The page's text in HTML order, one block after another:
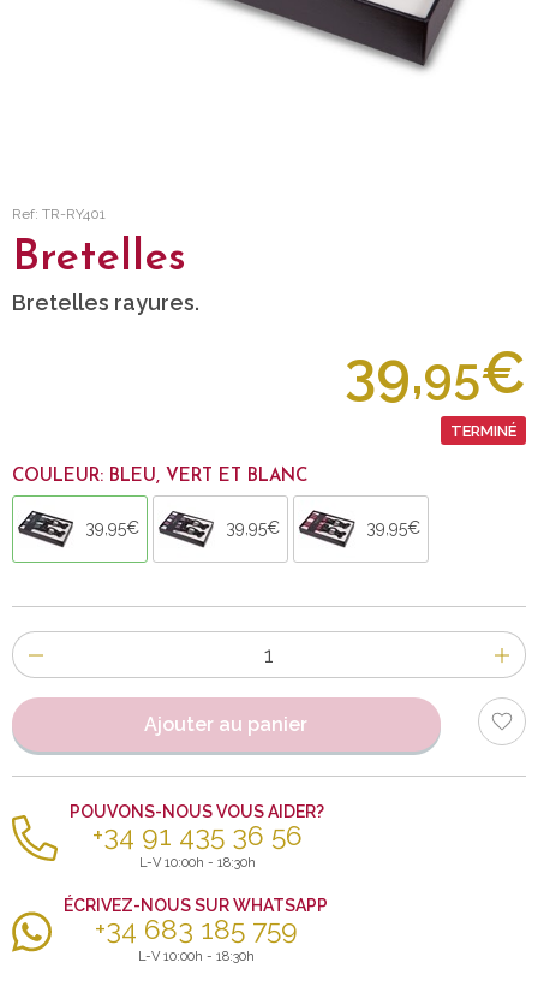
Ref: TR-RY401
Bretelles
Bretelles rayures.
39,95€
TERMINÉ
COULEUR: BLEU, VERT ET BLANC
39,95€ 39,95€ 39,95€
Nombre
d'items
Ajouter au panier
POUVONS-NOUS VOUS AIDER?
+34 91 435 36 56
L-V 10:00h - 18:30h
ÉCRIVEZ-NOUS SUR WHATSAPP
+34 683 185 759
L-V 10:00h - 18:30h